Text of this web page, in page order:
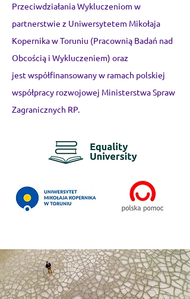
Przeciwdziałania Wykluczeniom w
partnerstwie z Uniwersytetem Mikołaja
Kopernika w Toruniu (Pracownią Badań nad
Obcością i Wykluczeniem) oraz
jestwspółfinansowany w ramach polskiej
współpracy rozwojowej Ministerstwa Spraw
Zagranicznych RP.